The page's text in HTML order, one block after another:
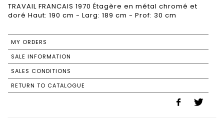
TRAVAIL FRANCAIS 1970 Étagère en métal chromé et
doré Haut: 190 cm - Larg: 189 cm - Prof: 30 cm
MY ORDERS
SALE INFORMATION
SALES CONDITIONS
RETURN TO CATALOGUE